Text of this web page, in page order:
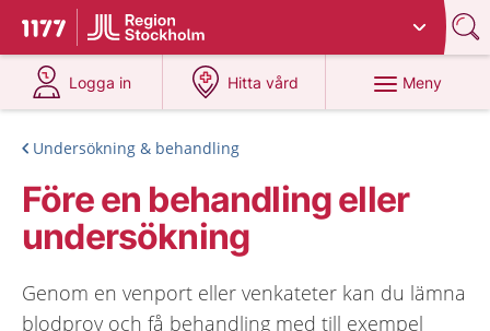
Till startsidan för 1177
Du har valt region
Logga in
på 1177.se
Hitta vård
på 1177.se
Meny
Undersökning & behandling
Före en behandling eller
undersökning
Genom en venport eller venkateter kan du lämna
blodprov och få behandling med till exempel